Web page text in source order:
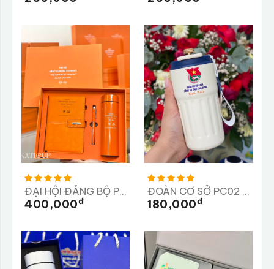
ĐẠI HỘI ĐẢNG BỘ PHÒNG THAM MƯU
400,000Đ
ĐOÀN CƠ SỞ PC02 CÔNG AN TỈNH LÂM ĐỒNG
180,000Đ